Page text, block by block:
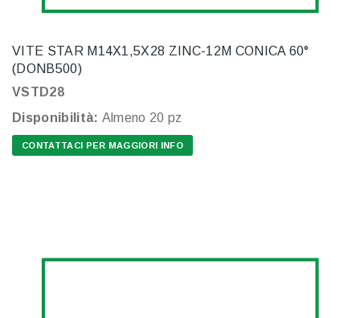
VITE STAR M14X1,5X28 ZINC-12M CONICA 60°
(DONB500)
VSTD28
Disponibilità: Almeno 20 pz
CONTATTACI PER MAGGIORI INFO